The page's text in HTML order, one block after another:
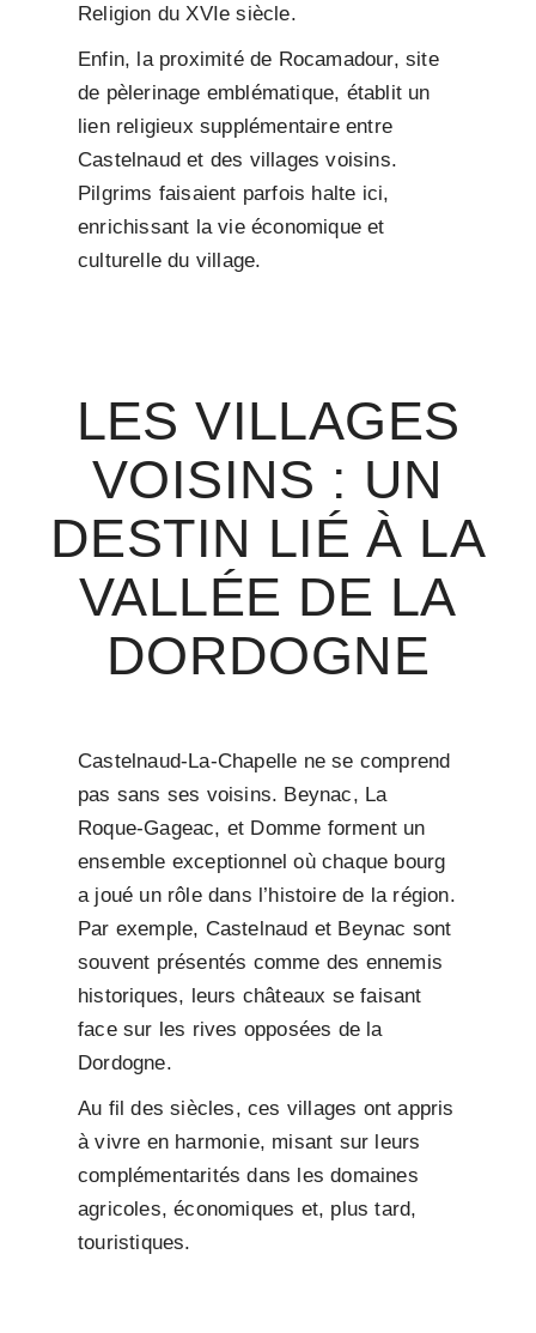
Religion du XVIe siècle.
Enfin, la proximité de Rocamadour, site
de pèlerinage emblématique, établit un
lien religieux supplémentaire entre
Castelnaud et des villages voisins.
Pilgrims faisaient parfois halte ici,
enrichissant la vie économique et
culturelle du village.
LES VILLAGES
VOISINS : UN
DESTIN LIÉ À LA
VALLÉE DE LA
DORDOGNE
Castelnaud-La-Chapelle ne se comprend
pas sans ses voisins. Beynac, La
Roque-Gageac, et Domme forment un
ensemble exceptionnel où chaque bourg
a joué un rôle dans l’histoire de la région.
Par exemple, Castelnaud et Beynac sont
souvent présentés comme des ennemis
historiques, leurs châteaux se faisant
face sur les rives opposées de la
Dordogne.
Au fil des siècles, ces villages ont appris
à vivre en harmonie, misant sur leurs
complémentarités dans les domaines
agricoles, économiques et, plus tard,
touristiques.